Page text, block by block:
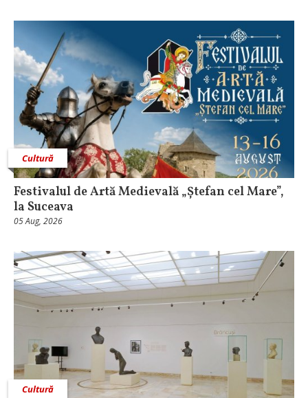
Cultură
Festivalul de Artă Medievală „Ștefan cel Mare”,
la Suceava
05 Aug, 2026
Cultură